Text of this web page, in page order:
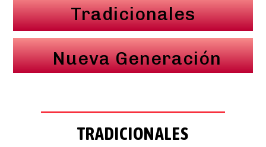
Tradicionales
Nueva Generación
TRADICIONALES